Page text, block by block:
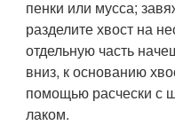
пенки или мусса;
разделите хвост на
отдельную часть
вниз, к основанию
помощью расчески с
лаком.